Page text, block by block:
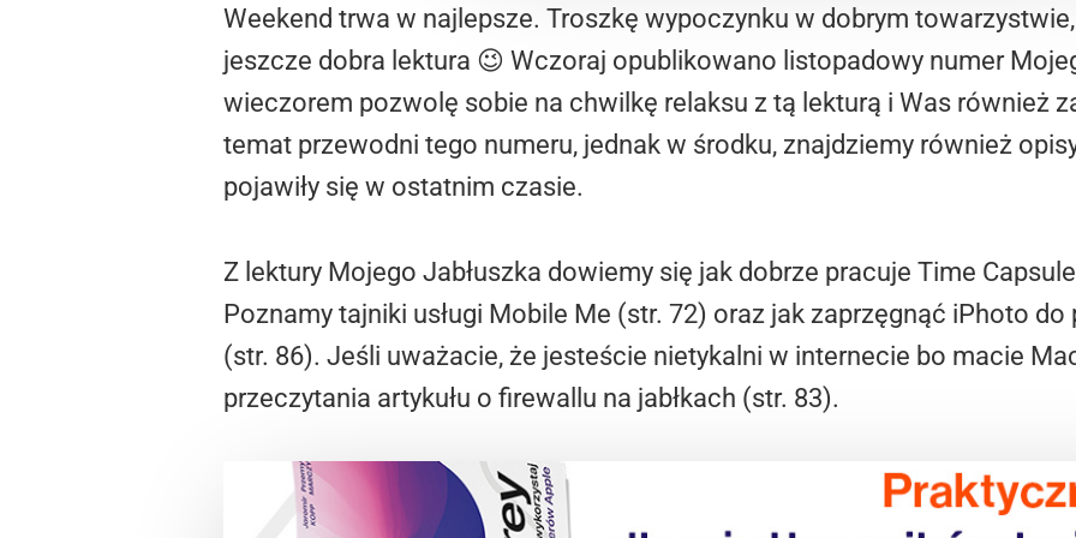
Weekend trwa w najlepsze. Troszkę wypoczynku w dobrym
jeszcze dobra lektura 😉 Wczoraj opublikowano listopadowy numer
wieczorem pozwolę sobie na chwilkę relaksu z tą lekturą i Was również
temat przewodni tego numeru, jednak w środku, znajdziemy również
pojawiły się w ostatnim czasie.
Z lektury Mojego Jabłuszka dowiemy się jak dobrze pracuje Time
Poznamy tajniki usługi Mobile Me (str. 72) oraz jak zaprzęgnąć iPhoto
(str. 86). Jeśli uważacie, że jesteście nietykalni w internecie bo macie
przeczytania artykułu o firewallu na jabłkach (str. 83).